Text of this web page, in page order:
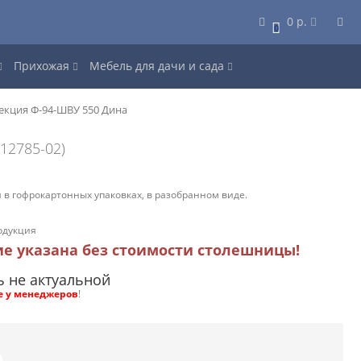
0 0 р.
Прихожая Мебель для дачи и сада
Ф-94-ШВУ 550 Дина
02)
гофрокартонных упаковках, в разобранном виде.
указана без стоимости столешницы!
актуальной
у менеджеров!